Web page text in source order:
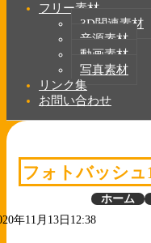
フリー素材
3D関連素材
音源素材
動画素材
写真素材
リンク集
お問い合わせ
フォトバッシュ
ホーム
年11月13日12:38